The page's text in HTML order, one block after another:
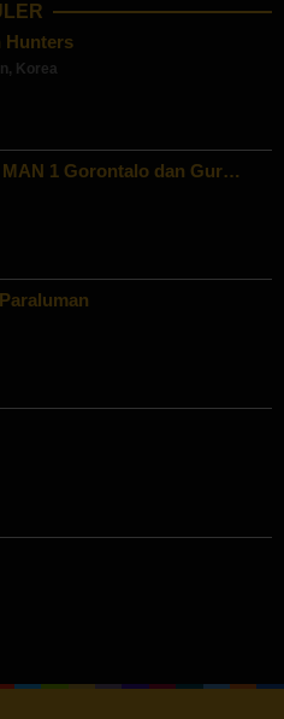
Hunters
, Korea
1 Gorontalo dan Gur…